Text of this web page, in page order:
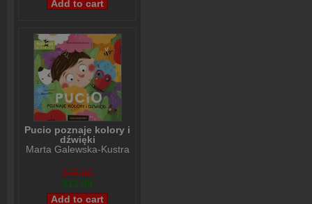
Pucio poznaje kolory i
dźwięki
Marta Galewska-Kustra
$15,99
$12,99